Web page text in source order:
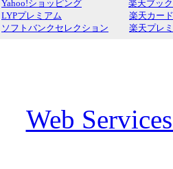
Yahoo!ショッピング
LYPプレミアム
ソフトバンクセレクション
楽天ブッ
楽天カード
楽天プレ
Web